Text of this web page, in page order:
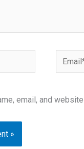
Email*
email, and